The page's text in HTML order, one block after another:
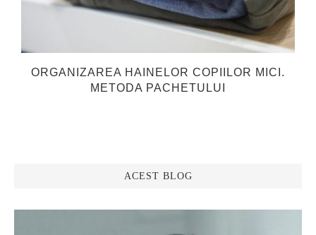
ORGANIZAREA HAINELOR COPIILOR MICI.
METODA PACHETULUI
ACEST BLOG